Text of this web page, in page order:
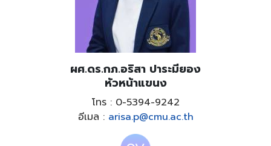
ผศ.ดร.กภ.อริสา ปาระมียอง
หัวหน้าแขนง
โทร : 0-5394-9242
อีเมล : arisa.p@cmu.ac.th